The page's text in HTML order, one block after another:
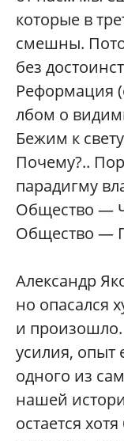
которые в
смешны.
без
Реформация
лбом о
Бежим к
Почему?..
парадигму
Общество —
Общество —
Александр
но опасался
и
усилия, опыт
одного из
нашей
остается